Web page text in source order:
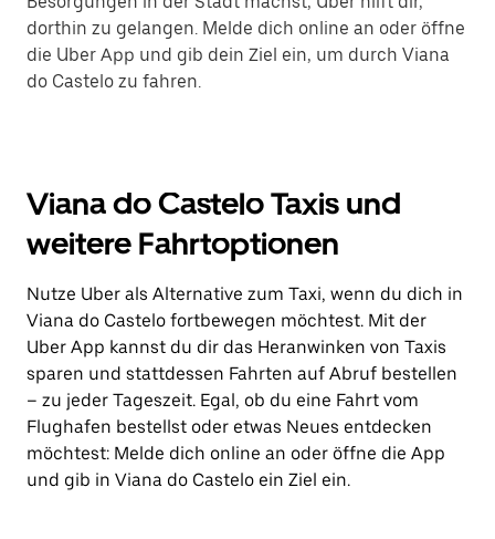
dorthin zu gelangen. Melde dich online an oder öffne
die Uber App und gib dein Ziel ein, um durch Viana
do Castelo zu fahren.
Viana do Castelo Taxis und
weitere Fahrtoptionen
Nutze Uber als Alternative zum Taxi, wenn du dich in
Viana do Castelo fortbewegen möchtest. Mit der
Uber App kannst du dir das Heranwinken von Taxis
sparen und stattdessen Fahrten auf Abruf bestellen
– zu jeder Tageszeit. Egal, ob du eine Fahrt vom
Flughafen bestellst oder etwas Neues entdecken
möchtest: Melde dich online an oder öffne die App
und gib in Viana do Castelo ein Ziel ein.